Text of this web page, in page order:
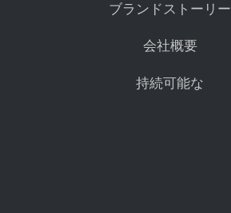
ブランドストーリー
会社概要
持続可能な